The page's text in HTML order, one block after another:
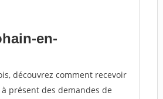
en-
découvrez comment recevoir
présent des demandes de